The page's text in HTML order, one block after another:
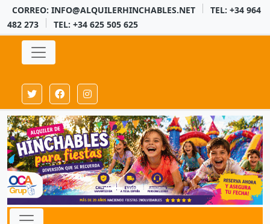
CORREO: INFO@ALQUILERHINCHABLES.NET
TEL: +34 964
482 273
TEL: +34 625 505 625